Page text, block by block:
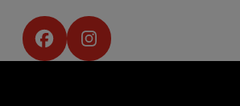
Social media: